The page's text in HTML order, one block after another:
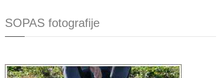
SOPAS fotografije